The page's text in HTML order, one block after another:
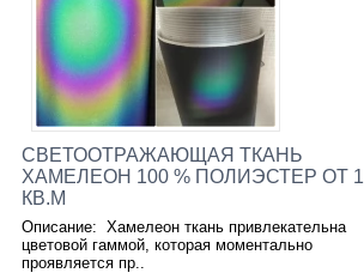
СВЕТООТРАЖАЮЩАЯ ТКАНЬ
ХАМЕЛЕОН 100 % ПОЛИЭСТЕР ОТ 1
КВ.М
Описание: Хамелеон ткань привлекательна
цветовой гаммой, которая моментально
проявляется пр..